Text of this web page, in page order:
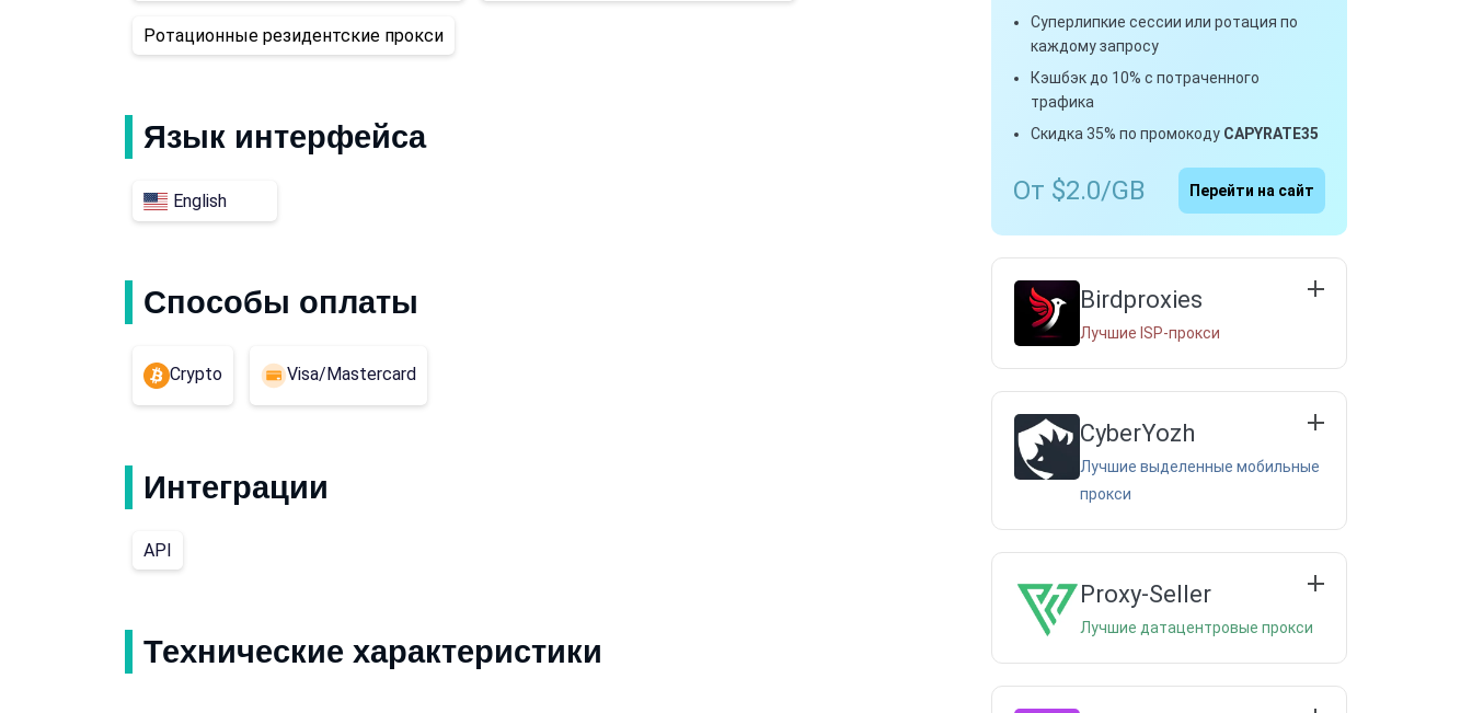
Ротационные резидентские прокси
Язык интерфейса
English
Способы оплаты
Crypto Visa/Mastercard
Интеграции
API
Технические характеристики
Суперлипкие сессии или ротация по
каждому запросу
Кэшбэк до 10% с потраченного
трафика
Скидка 35% по промокоду CAPYRATE35
От $2.0/GB Перейти на сайт
Birdproxies
Лучшие ISP-прокси
CyberYozh
Лучшие выделенные мобильные
прокси
Proxy-Seller
Лучшие датацентровые прокси